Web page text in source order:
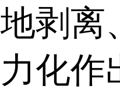
地剥离
力化作